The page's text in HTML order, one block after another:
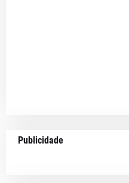
Publicidade